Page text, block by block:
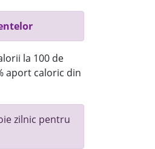
la 100 de
aport caloric din
zilnic pentru